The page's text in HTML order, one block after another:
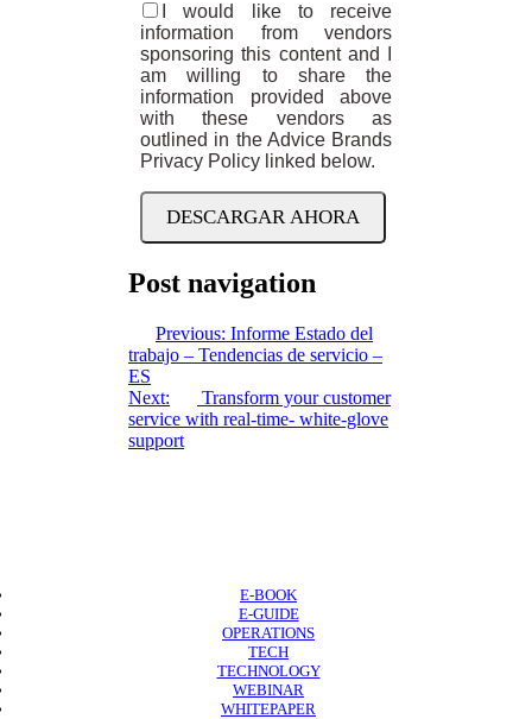
I would like to receive
information from vendors
sponsoring this content and I
am willing to share the
information provided above
with these vendors as
outlined in the Advice Brands
Privacy Policy linked below.
Post navigation
Previous: Informe Estado del
trabajo – Tendencias de servicio –
ES
Next:
Transform your customer
service with real-time- white-glove
support
E-BOOK
E-GUIDE
OPERATIONS
TECH
TECHNOLOGY
WEBINAR
WHITEPAPER